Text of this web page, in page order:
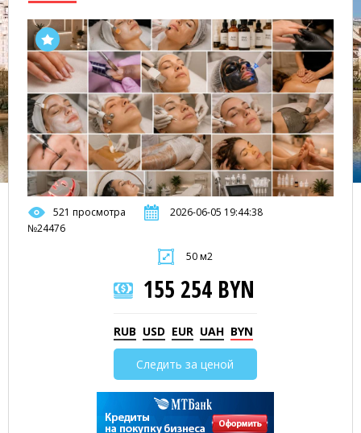
521 просмотра
2026-06-05 19:44:38
№24476
50 м2
155 254 BYN
RUB USD EUR UAH BYN
Следить за ценой